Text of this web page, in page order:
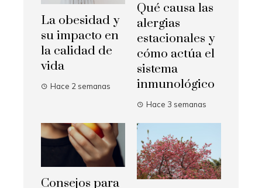
La obesidad y
su impacto en
la calidad de
vida
Hace 2 semanas
Qué causa las
alergias
estacionales y
cómo actúa el
sistema
inmunológico
Hace 3 semanas
Consejos para